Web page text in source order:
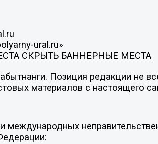
ural.ru»
СКРЫТЬ БАННЕРНЫЕ МЕСТА
Позиция редакции не
материалов с настоящего
международных